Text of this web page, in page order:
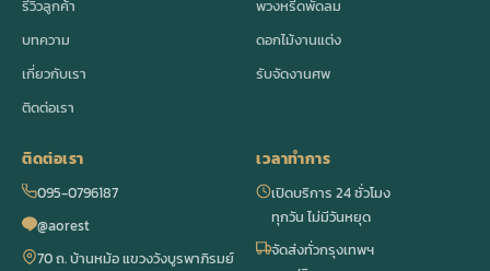
รีวิวลูกค้า
บทความ
เกี่ยวกับเรา
ติดต่อเรา
พวงหรีดพัดลม
ดอกไม้งานแต่ง
รับจัดงานศพ
ติดต่อเรา
095-0796187
@aorest
70 ถ. บ้านหม้อ แขวงวังบูรพาภิรมย์
เวลาทำการ
เปิดบริการ 24 ชั่วโมง
ทุกวัน ไม่มีวันหยุด
จัดส่งทั่วกรุงเทพฯ